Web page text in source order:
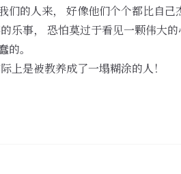
们的人来， 好像他们个个都比自己
乐事， 恐怕莫过于看见一颗伟大的
。
上是被教养成了一塌糊涂的人！